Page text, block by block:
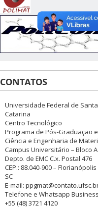
CONTATOS
Universidade Federal de Santa
Catarina
Centro Tecnológico
Programa de Pós-Graduação
Ciência e Engenharia de
Campus Universitário – Bloco
Depto. de EMC C.x. Postal 476
CEP.: 88.040-900 – Florianópolis
SC
E-mail:
Telefone e Whatsapp
+55 (48) 3721 4120